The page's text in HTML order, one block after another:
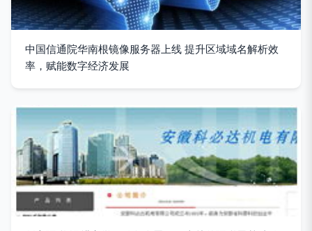
中国信通院华南根镜像服务器上线 提升区域域名解析效
率，赋能数字经济发展